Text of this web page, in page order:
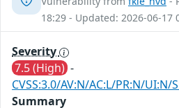
18:29 - Updated: 2026-06-17
Severity
7.5 (High) -
CVSS:3.0/AV:N/AC:L/PR:N/UI:N/
Summary